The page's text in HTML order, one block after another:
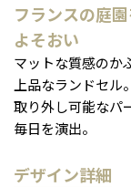
フランスの庭
よそおい
マットな質感のか
上品なランドセル。
取り外し可能なパ
毎日を演出。
デザイン詳細